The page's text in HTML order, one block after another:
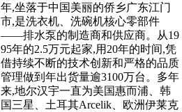
年,坐落于中国美丽的侨乡广东江门
市,是洗衣机、洗碗机核心零部件
——排水泵的制造商和供应商。从19
95年的2.5万元起家,用20年的时间,凭
借持续不断的技术创新和严格的品质
管理做到年出货量逾3100万台。多年
来,地尔汉宇一直为美国惠而浦、韩
国三星、土耳其Arcelik、欧洲伊莱克